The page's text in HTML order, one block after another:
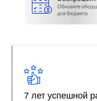
7 лет успешной